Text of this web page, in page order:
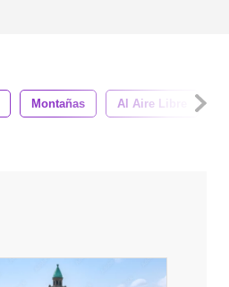
Montañas Al Aire Libre